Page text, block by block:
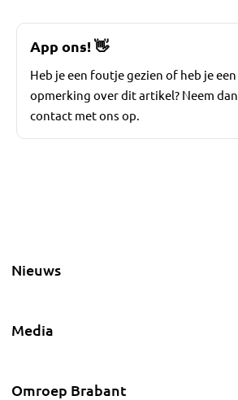
App ons!👋
Heb je een foutje gezien of heb je een
opmerking over dit artikel? Neem dan
contact met ons op.
Nieuws
Media
Omroep Brabant